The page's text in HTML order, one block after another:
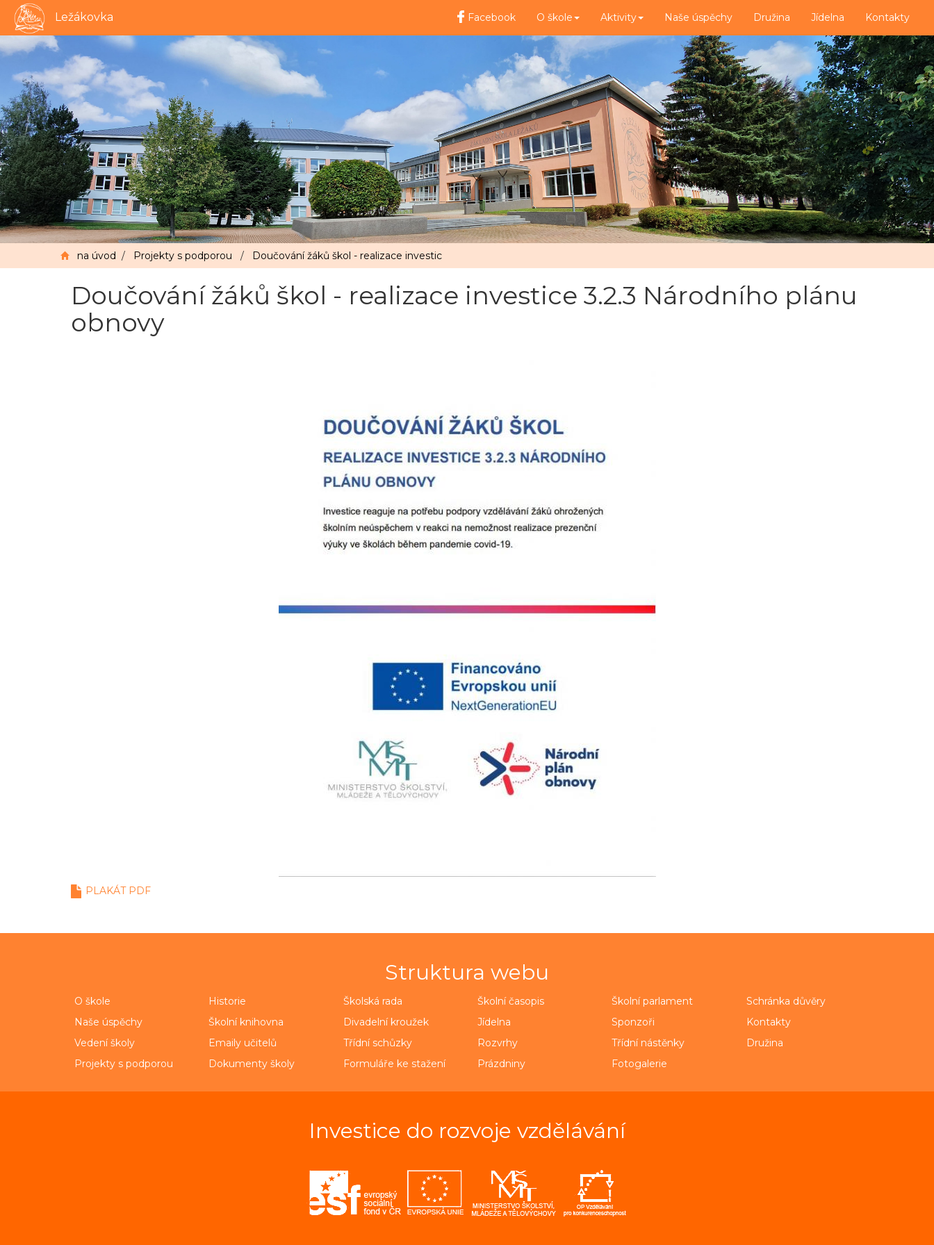
Ležákovka Facebook O škole Aktivity Naše úspěchy Družina Jídelna Kontakty
na úvod / Projekty s podporou / Doučování žáků škol - realizace investic
Doučování žáků škol - realizace investice 3.2.3 Národního plánu
obnovy
PLAKÁT PDF
Struktura webu
O škole Historie Školská rada Školní časopis Školní parlament
Schránka důvěry
Naše úspěchy
Školní knihovna Divadelní kroužek Jídelna Sponzoři
Kontakty
Vedení školy
Emaily učitelů Třídní schůzky Rozvrhy Třídní nástěnky
Družina
Projekty s podporou
Dokumenty školy Formuláře ke stažení Prázdniny Fotogalerie
Investice do rozvoje vzdělávání